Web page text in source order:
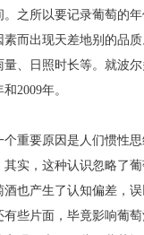
。之所以要记录葡萄的
素而出现天差地别的品
、日照时长等。就波
2009年。
要原因是人们惯性思
其实，这种认识忽略了
酒也产生了认知偏差，
有些片面，毕竟影响葡